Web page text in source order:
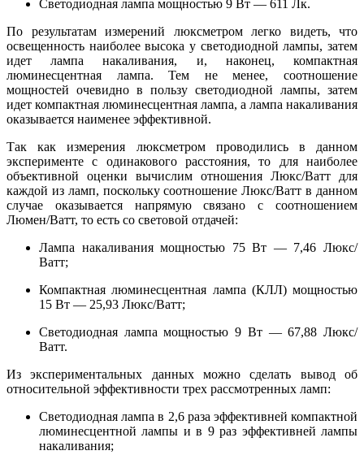
Светодиодная лампа мощностью 9 Вт — 611 Лк.
По результатам измерений люксметром легко видеть, что
освещенность наиболее высока у светодиодной лампы, затем
идет лампа накаливания, и, наконец, компактная
люминесцентная лампа. Тем не менее, соотношение
мощностей очевидно в пользу светодиодной лампы, затем
идет компактная люминесцентная лампа, а лампа накаливания
оказывается наименее эффективной.
Так как измерения люксметром проводились в данном
эксперименте с одинакового расстояния, то для наиболее
объективной оценки вычислим отношения Люкс/Ватт для
каждой из ламп, поскольку соотношение Люкс/Ватт в данном
случае оказывается напрямую связано с соотношением
Люмен/Ватт, то есть со световой отдачей:
Лампа накаливания мощностью 75 Вт — 7,46 Люкс/
Ватт;
Компактная люминесцентная лампа (КЛЛ) мощностью
15 Вт — 25,93 Люкс/Ватт;
Светодиодная лампа мощностью 9 Вт — 67,88 Люкс/
Ватт.
Из экспериментальных данных можно сделать вывод об
относительной эффективности трех рассмотренных ламп:
Светодиодная лампа в 2,6 раза эффективней компактной
люминесцентной лампы и в 9 раз эффективней лампы
накаливания;